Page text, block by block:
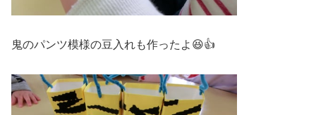
鬼のパンツ模様の豆入れも作ったよ😆👍